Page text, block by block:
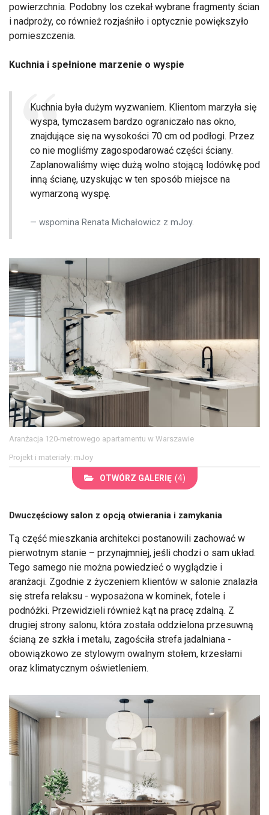
powierzchnia. Podobny los czekał wybrane fragmenty ścian
i nadproży, co również rozjaśniło i optycznie powiększyło
pomieszczenia.
Kuchnia i spełnione marzenie o wyspie
Kuchnia była dużym wyzwaniem. Klientom marzyła się
wyspa, tymczasem bardzo ograniczało nas okno,
znajdujące się na wysokości 70 cm od podłogi. Przez
co nie mogliśmy zagospodarować części ściany.
Zaplanowaliśmy więc dużą wolno stojącą lodówkę pod
inną ścianę, uzyskując w ten sposób miejsce na
wymarzoną wyspę.
wspomina Renata Michałowicz z mJoy.
Aranżacja 120-metrowego apartamentu w Warszawie
Projekt i materiały: mJoy
OTWÓRZ GALERIĘ (4)
Dwuczęściowy salon z opcją otwierania i zamykania
Tą część mieszkania architekci postanowili zachować w
pierwotnym stanie – przynajmniej, jeśli chodzi o sam układ.
Tego samego nie można powiedzieć o wyglądzie i
aranżacji. Zgodnie z życzeniem klientów w salonie znalazła
się strefa relaksu - wyposażona w kominek, fotele i
podnóżki. Przewidzieli również kąt na pracę zdalną. Z
drugiej strony salonu, która została oddzielona przesuwną
ścianą ze szkła i metalu, zagościła strefa jadalniana -
obowiązkowo ze stylowym owalnym stołem, krzesłami
oraz klimatycznym oświetleniem.